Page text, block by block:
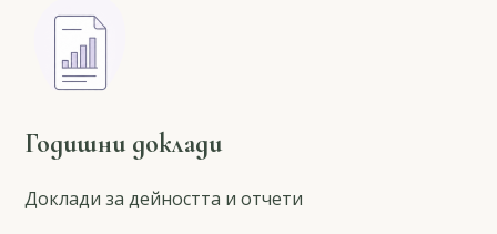
Годишни доклади
Доклади за дейността и отчети